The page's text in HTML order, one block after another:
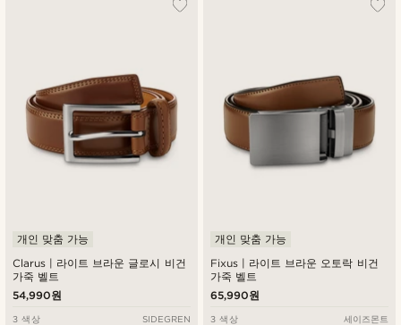
Clarus | 라이트 브라운 글로시 비건
가죽 벨트
개인 맞춤 가능
54,990원
3 색상 SIDEGREN
Fixus | 라이트 브라운 오토락 비건
가죽 벨트
개인 맞춤 가능
65,990원
3 색상 세이즈몬트